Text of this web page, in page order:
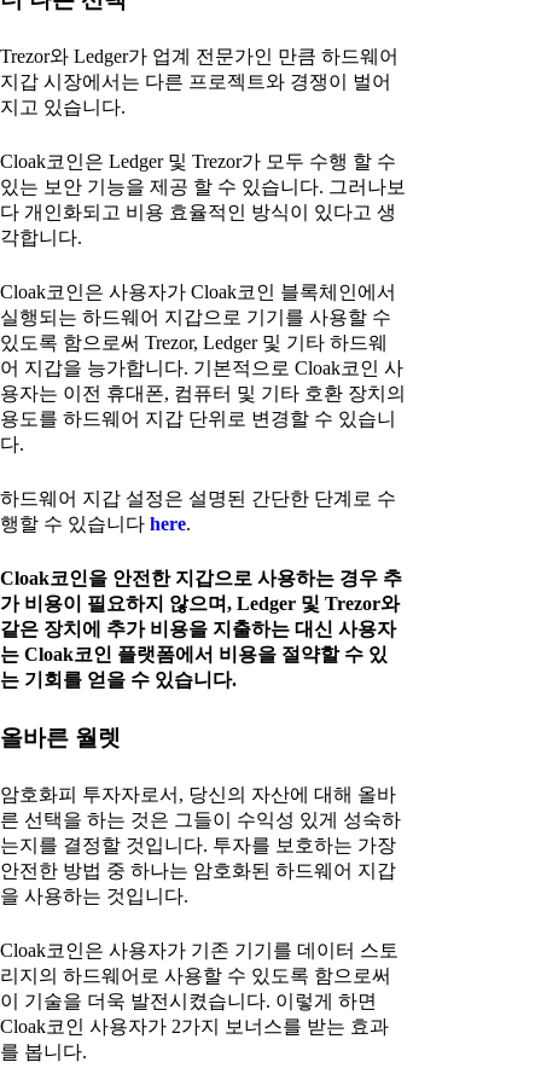
Trezor와 Ledger가 업계 전문가인 만큼 하드웨어
지갑 시장에서는 다른 프로젝트와 경쟁이 벌어
지고 있습니다.
Cloak코인은 Ledger 및 Trezor가 모두 수행 할 수
있는 보안 기능을 제공 할 수 있습니다. 그러나보
다 개인화되고 비용 효율적인 방식이 있다고 생
각합니다.
Cloak코인은 사용자가 Cloak코인 블록체인에서
실행되는 하드웨어 지갑으로 기기를 사용할 수
있도록 함으로써 Trezor, Ledger 및 기타 하드웨
어 지갑을 능가합니다. 기본적으로 Cloak코인 사
용자는 이전 휴대폰, 컴퓨터 및 기타 호환 장치의
용도를 하드웨어 지갑 단위로 변경할 수 있습니
다.
하드웨어 지갑 설정은 설명된 간단한 단계로 수
행할 수 있습니다 here.
Cloak코인을 안전한 지갑으로 사용하는 경우 추
가 비용이 필요하지 않으며, Ledger 및 Trezor와
같은 장치에 추가 비용을 지출하는 대신 사용자
는 Cloak코인 플랫폼에서 비용을 절약할 수 있
는 기회를 얻을 수 있습니다.
올바른 월렛
암호화피 투자자로서, 당신의 자산에 대해 올바
른 선택을 하는 것은 그들이 수익성 있게 성숙하
는지를 결정할 것입니다. 투자를 보호하는 가장
안전한 방법 중 하나는 암호화된 하드웨어 지갑
을 사용하는 것입니다.
Cloak코인은 사용자가 기존 기기를 데이터 스토
리지의 하드웨어로 사용할 수 있도록 함으로써
이 기술을 더욱 발전시켰습니다. 이렇게 하면
Cloak코인 사용자가 2가지 보너스를 받는 효과
를 봅니다.